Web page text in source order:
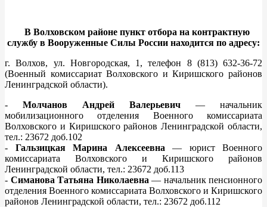
В Волховском районе пункт отбора на контрактную
службу в Вооруженные Силы России находится по адресу:
г. Волхов, ул. Новгородская, 1, телефон 8 (813) 632-36-72
(Военный комиссариат Волховского и Киришского районов
Ленинградской области).
- Молчанов Андрей Валерьевич — начальник
мобилизационного отделения Военного комиссариата
Волховского и Киришского районов Ленинградской области,
тел.: 23672 доб.102
- Гальзицкая Марина Алексеевна — юрист Военного
комиссариата Волховского и Киришского районов
Ленинградской области, тел.: 23672 доб.113
- Симанова Татьяна Николаевна — начальник пенсионного
отделения Военного комиссариата Волховского и Киришского
районов Ленинградской области, тел.: 23672 доб.112